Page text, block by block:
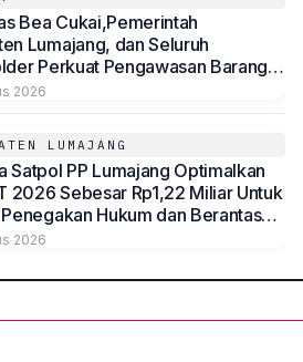
Bea Cukai,Pemerintah
Lumajang, dan Seluruh
Perkuat Pengawasan Barang
Ilegal Melalui Pemanfaatan
2026
LUMAJANG
Satpol PP Lumajang Optimalkan
2026 Sebesar Rp1,22 Miliar Untuk
Hukum dan Berantas
2026